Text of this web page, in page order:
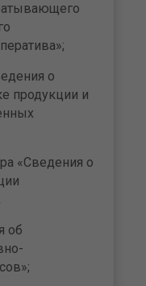
о
продукции и
«Сведения о
об